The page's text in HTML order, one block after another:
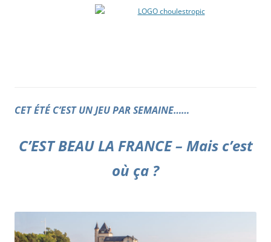
CET ÉTÉ C’EST UN JEU PAR SEMAINE……
C’EST BEAU LA FRANCE – Mais c’est
où ça ?